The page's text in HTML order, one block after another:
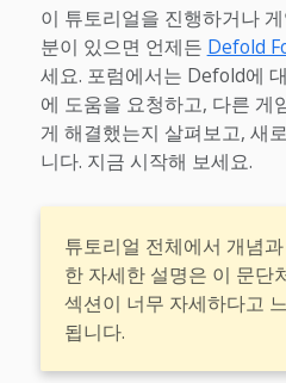
이 튜토리얼을 진행하거나
분이 있으면 언제든 Defold
세요. 포럼에서는 Defold에
에 도움을 요청하고, 다른 게
게 해결했는지 살펴보고, 새
니다. 지금 시작해 보세요.
튜토리얼 전체에서 개념
한 자세한 설명은 이 문단
섹션이 너무 자세하다고
됩니다.